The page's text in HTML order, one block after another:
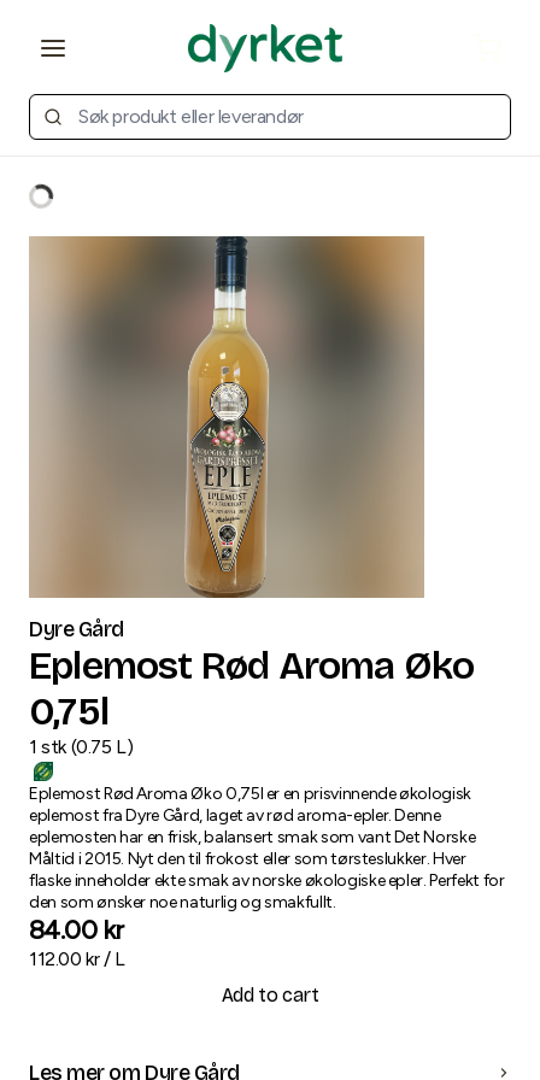
Open main menu
Dyre Gård
Eplemost Rød Aroma Øko
0,75l
1 stk(0.75 L)
Eplemost Rød Aroma Øko 0,75l er en prisvinnende økologisk
eplemost fra Dyre Gård, laget av rød aroma-epler. Denne
eplemosten har en frisk, balansert smak som vant Det Norske
Måltid i 2015. Nyt den til frokost eller som tørsteslukker. Hver
flaske inneholder ekte smak av norske økologiske epler. Perfekt for
den som ønsker noe naturlig og smakfullt.
84.00 kr
112.00 kr / L
Add to cart
Les mer om Dyre Gård